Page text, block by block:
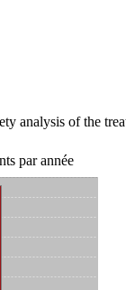
analysis of the
par année